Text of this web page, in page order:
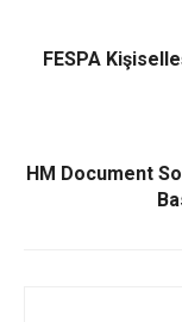
FESPA
HM Document